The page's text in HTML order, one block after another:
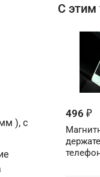
Телефон*
Соглашение об
Для
персональных
), с
С этим
496 ₽